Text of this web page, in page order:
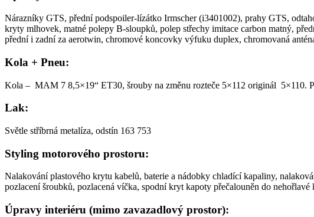
Nárazníky GTS, přední podspoiler-lízátko Irmscher (i3401002), prahy GTS,
kryty mlhovek, matné polepy B-sloupků, polep střechy imitace carbon matný,
přední i zadní za aerotwin, chromové koncovky výfuku duplex, chromovaná
Kola + Pneu:
Kola – MAM 7 8,5×19“ ET30, šrouby na změnu rozteče 5×112 originál 5×110.
Lak:
Světle stříbrná metalíza, odstín 163 753
Styling motorového prostoru:
Nalakování plastového krytu kabelů, baterie a nádobky chladící kapaliny,
pozlacení šroubků, pozlacená víčka, spodní kryt kapoty přečalouněn do
Úpravy interiéru (mimo zavazadlový prostor):